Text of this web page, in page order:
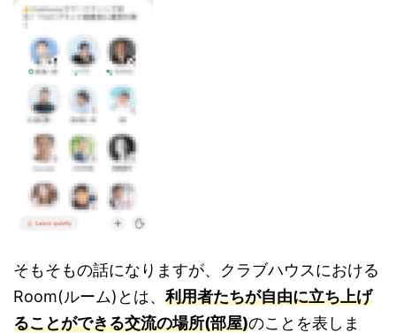
そもそもの話になりますが、クラブハウスにおける
Room(ルーム)とは、利用者たちが自由に立ち上げ
ることができる交流の場所(部屋)のことを表しま